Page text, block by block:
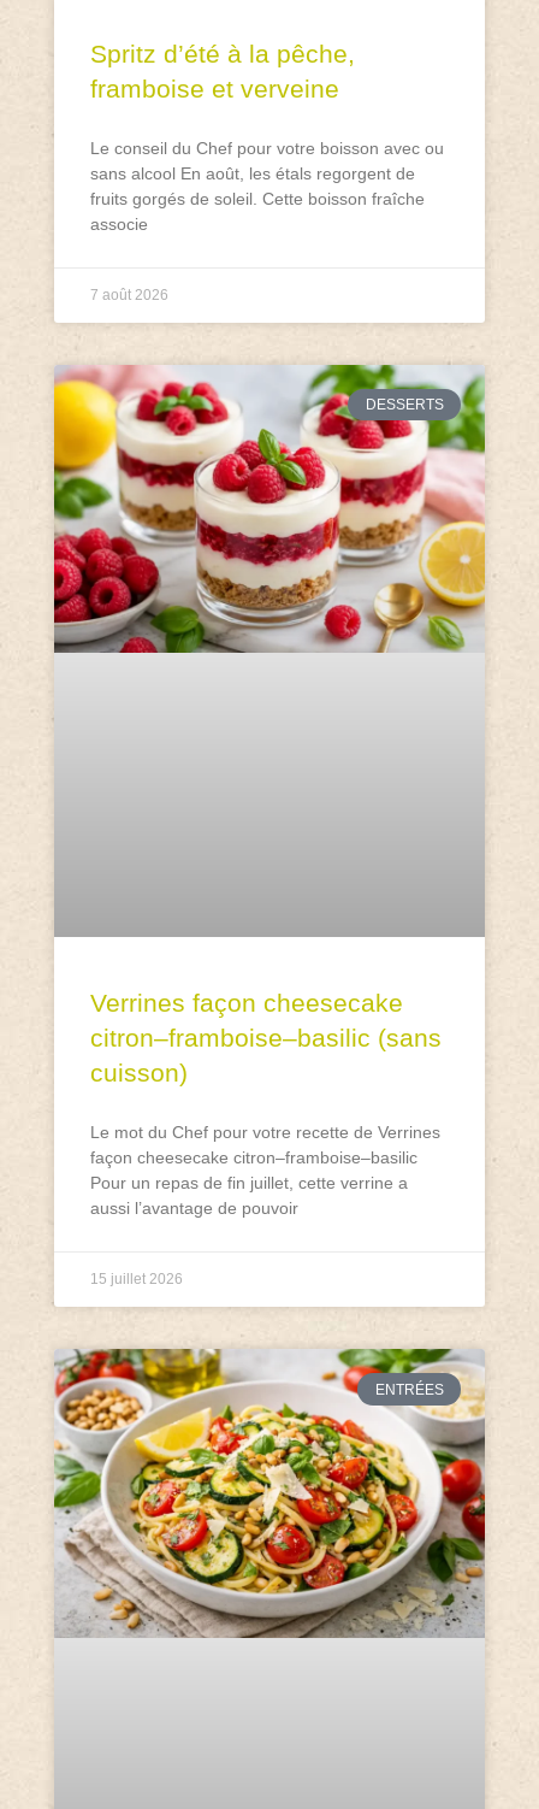
Spritz d’été à la pêche,
framboise et verveine
Le conseil du Chef pour votre boisson avec ou
sans alcool En août, les étals regorgent de
fruits gorgés de soleil. Cette boisson fraîche
associe
7 août 2026
DESSERTS
Verrines façon cheesecake
citron–framboise–basilic (sans
cuisson)
Le mot du Chef pour votre recette de Verrines
façon cheesecake citron–framboise–basilic
Pour un repas de fin juillet, cette verrine a
aussi l’avantage de pouvoir
15 juillet 2026
ENTRÉES